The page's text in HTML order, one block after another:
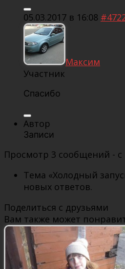
05.03.2017 в 16:08
Максим
Участник
Спасибо
Автор
Записи
Просмотр 3 сообщений - с
Тема «Холодный
новых ответов.
Поделиться с друзьями
Вам также может